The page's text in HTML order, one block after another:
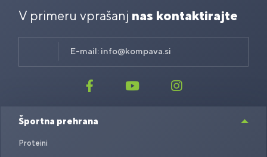
V primeru vprašanj nas kontaktirajte
E-mail: info@kompava.si
Športna prehrana
Proteini